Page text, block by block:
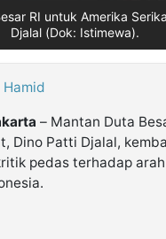
RI untuk Amerika
Djalal (Dok: Istimewa).
– Mantan Duta
Dino Patti Djalal,
pedas terhadap